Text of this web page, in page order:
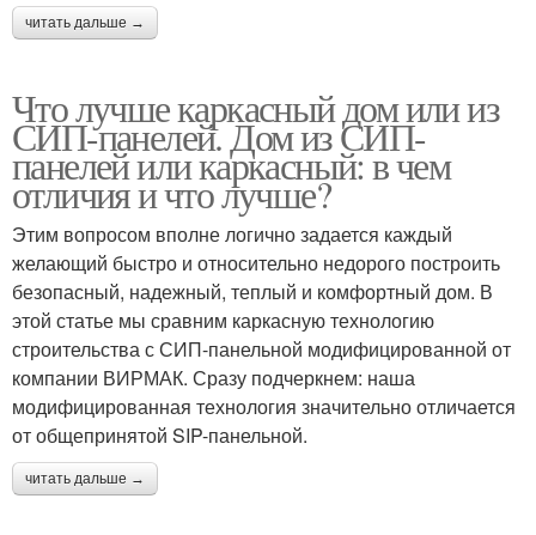
читать дальше →
Что лучше каркасный дом или из
СИП-панелей. Дом из СИП-
панелей или каркасный: в чем
отличия и что лучше?
Этим вопросом вполне логично задается каждый
желающий быстро и относительно недорого построить
безопасный, надежный, теплый и комфортный дом. В
этой статье мы сравним каркасную технологию
строительства с СИП-панельной модифицированной от
компании ВИРМАК. Сразу подчеркнем: наша
модифицированная технология значительно отличается
от общепринятой SIP-панельной.
читать дальше →